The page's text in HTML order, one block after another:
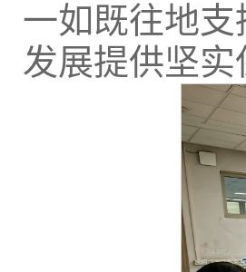
一如既往地
发展提供坚实